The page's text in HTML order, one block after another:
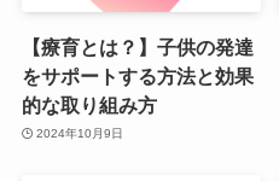
【療育とは？】子供の発達
をサポートする方法と効果
的な取り組み方
2024年10月9日